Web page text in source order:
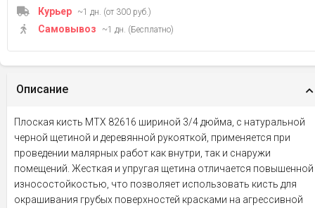
Курьер ~1 дн. (от 300 руб.)
Самовывоз ~1 дн. (Бесплатно)
Описание
Плоская кисть MTX 82616 шириной 3/4 дюйма, с натуральной
черной щетиной и деревянной рукояткой, применяется при
проведении малярных работ как внутри, так и снаружи
помещений. Жесткая и упругая щетина отличается повышенной
износостойкостью, что позволяет использовать кисть для
окрашивания грубых поверхностей красками на агрессивной